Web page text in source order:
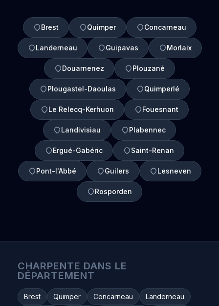
Brest Quimper Concarneau
Landerneau Guipavas Morlaix
Douarnenez Plouzané
Plougastel-Daoulas Quimperlé
Le Relecq-Kerhuon Fouesnant
Landivisiau Plabennec
Ergué-Gabéric Saint-Renan
Pont-l'Abbé Guilers Lesneven
Rosporden
CHARPENTE DANS LE
DÉPARTEMENT
Brest Quimper Concarneau
Landerneau